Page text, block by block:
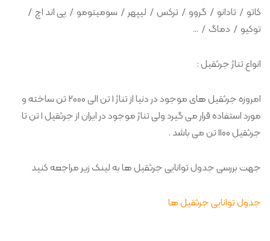
کاتو / تادانو / گروو / ترکس / لیپهر / سومیتومو / پی اند اچ /
توکیو / دماگ / …
انواع تناژ جرثقیل :
امروزه جرثقیل های موجود در دنیا از تناژ 1 تن الی 2000 تن ساخته و
مورد استفاده قرار می گیرد ولی تناژ موجود در ایران از جرثقیل 1 تن تا
جرثقیل 1100 تن می باشد .
جهت بررسی جدول توانایی جرثقیل ها به لینک زیر مراجعه کنید
جدول توانایی جرثقیل ها